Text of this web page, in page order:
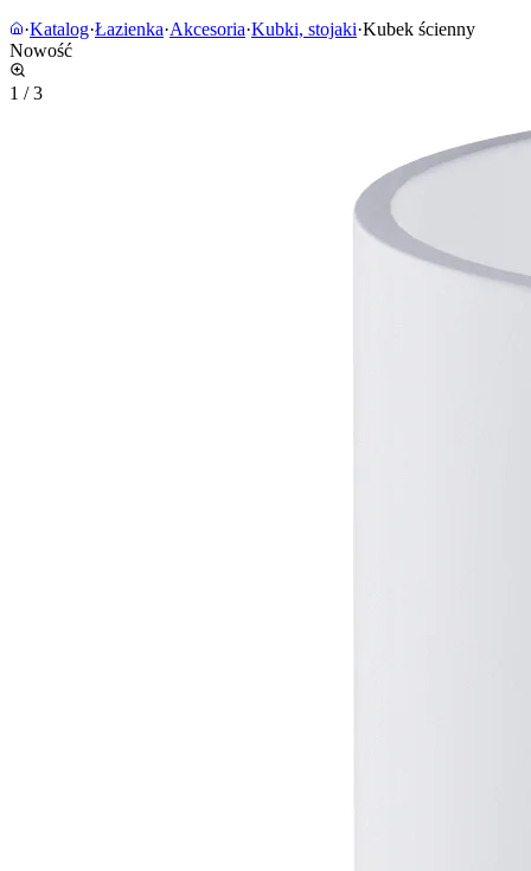
·Katalog·Łazienka·Akcesoria·Kubki, stojaki·Kubek ścienny
Nowość
1 /3